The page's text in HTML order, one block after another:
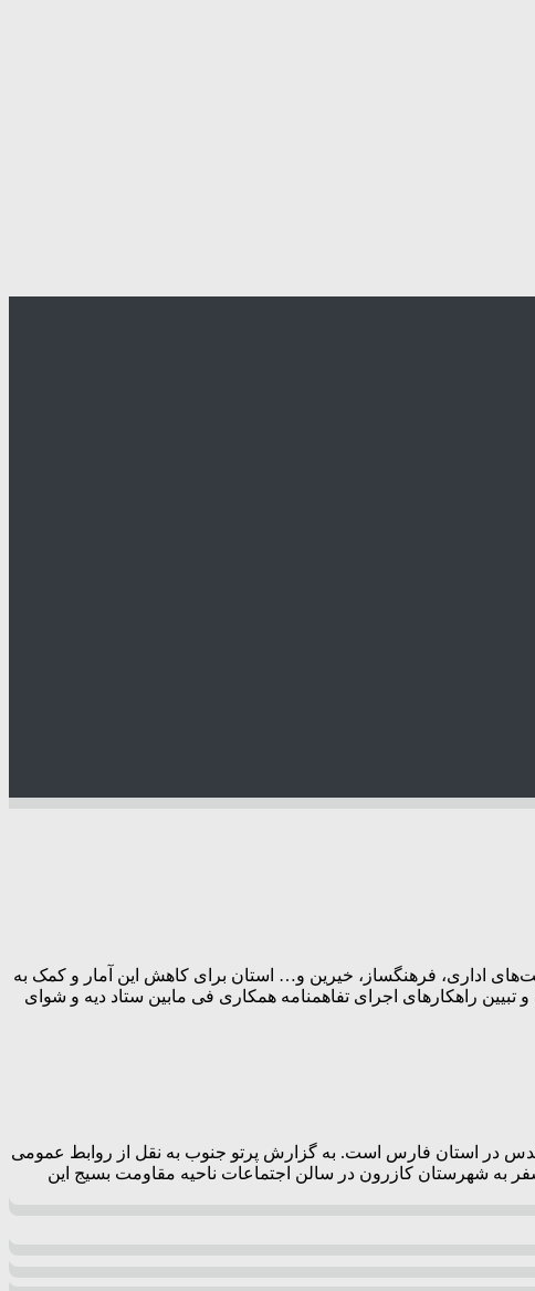
دارد از همه ظرفیت‌های اداری، فرهنگساز، خیرین و… استان برای کاهش این آمار و کمک به
راهکار‌های اجرای تفاهمنامه همکاری فی مابین ستاد دیه و شوای
در استان فارس است. به گزارش پرتو جنوب به نقل از روابط عمومی
شهرستان کازرون در سالن اجتماعات ناحیه مقاومت بسیج این